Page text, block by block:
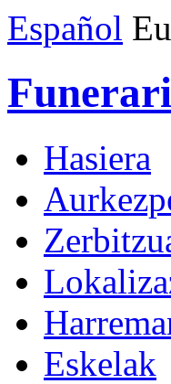
Español
Hasiera
Eskelak